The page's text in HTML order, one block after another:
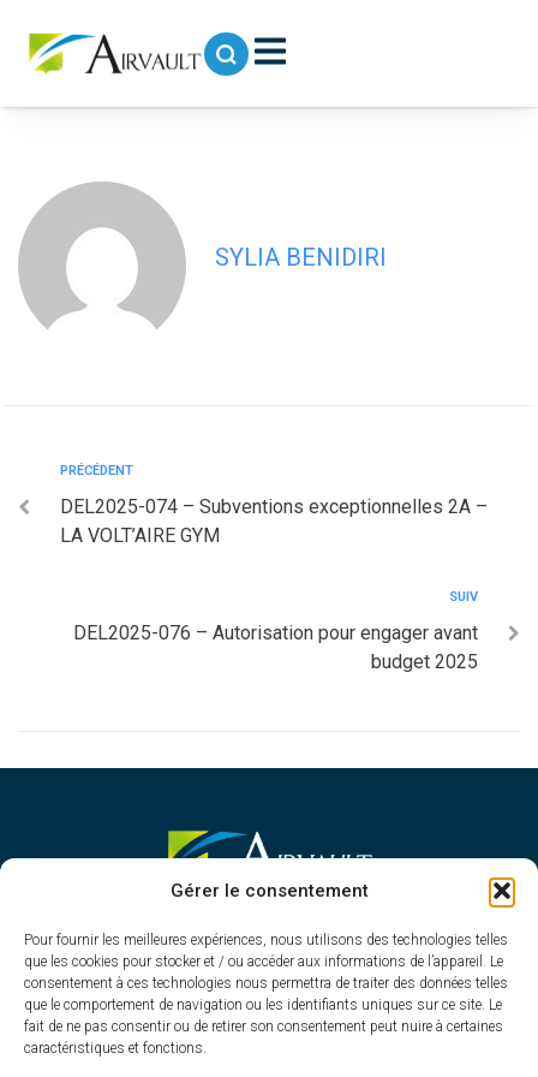
Gérer le consentement
Pour fournir les meilleures expériences, nous utilisons des technologies telles
que les cookies pour stocker et / ou accéder aux informations de l’appareil. Le
consentement à ces technologies nous permettra de traiter des données telles
que le comportement de navigation ou les identifiants uniques sur ce site. Le
fait de ne pas consentir ou de retirer son consentement peut nuire à certaines
caractéristiques et fonctions.
DEL2025-075 – Décision modificative
SYLIA BENIDIRI
PRÉCÉDENT
DEL2025-074 – Subventions exceptionnelles 2A –
LA VOLT’AIRE GYM
SUIV
DEL2025-076 – Autorisation pour engager avant
budget 2025
MAIRIE D'AIRVAULT
1 Rue Constant Balquet,
79600 Airvault
05 49 64 70 13
Contacter la mairie